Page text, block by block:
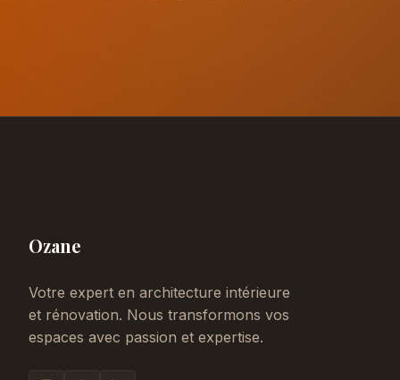
Ozane
Votre expert en architecture intérieure
et rénovation. Nous transformons vos
espaces avec passion et expertise.